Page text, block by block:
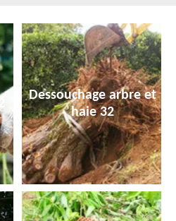
Dessouchage arbre et
haie 32